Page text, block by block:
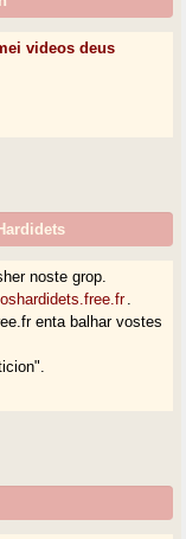
videos deus
noste grop.
loshardidets.free.fr
enta balhar vostes